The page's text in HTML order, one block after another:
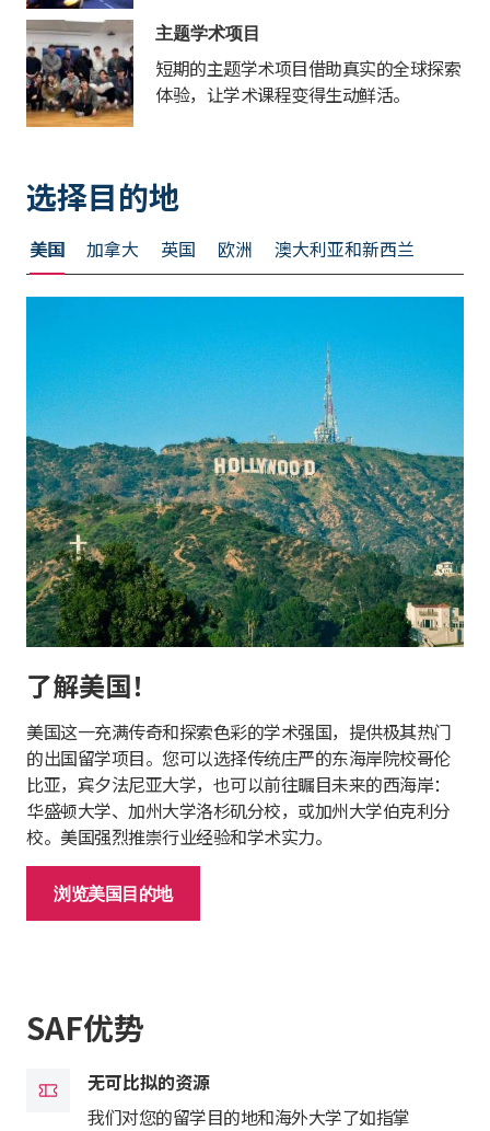
主题学术项目
短期的主题学术项目借助真实的全球探索
体验，让学术课程变得生动鲜活。
选择目的地
美国 加拿大 英国 欧洲 澳大利亚和新西兰
了解美国！
美国这一充满传奇和探索色彩的学术强国，提供极其热门
的出国留学项目。您可以选择传统庄严的东海岸院校哥伦
比亚，宾夕法尼亚大学，也可以前往瞩目未来的西海岸：
华盛顿大学、加州大学洛杉矶分校，或加州大学伯克利分
校。美国强烈推崇行业经验和学术实力。
浏览美国目的地
SAF优势
无可比拟的资源
我们对您的留学目的地和海外大学了如指掌